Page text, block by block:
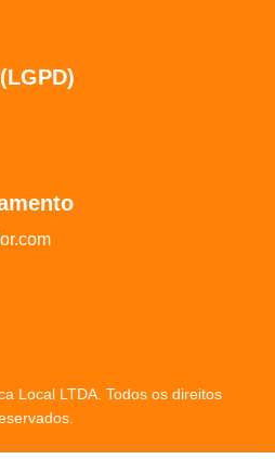
Local LTDA. Todos os direitos